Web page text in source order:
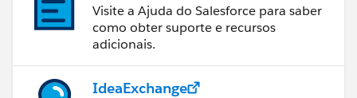
Visite a Ajuda do Salesforce para saber
como obter suporte e recursos
adicionais.
IdeaExchange